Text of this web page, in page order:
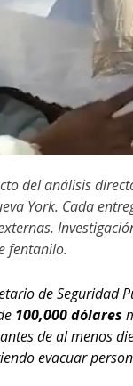
del análisis
York. Cada
fentanilo.
de Seguridad
100,000 dólares
antes de al menos
evacuar